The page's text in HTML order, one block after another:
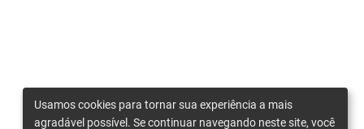
Usamos cookies para tornar sua experiência a mais
agradável possível. Se continuar navegando neste site, você